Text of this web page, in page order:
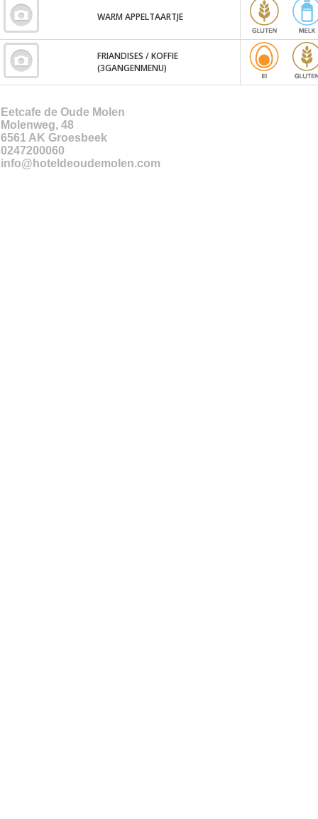
WARM APPELTAARTJE
FRIANDISES / KOFFIE
(3GANGENMENU)
Eetcafe de Oude Molen
Molenweg, 48
6561 AK Groesbeek
0247200060
info@hoteldeoudemolen.com